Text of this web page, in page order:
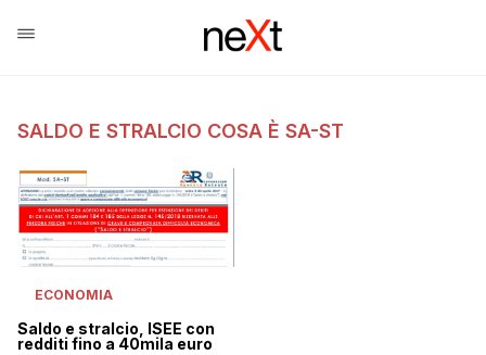
SALDO E STRALCIO COSA È SA-ST
ECONOMIA
Saldo e stralcio, ISEE con
redditi fino a 40mila euro